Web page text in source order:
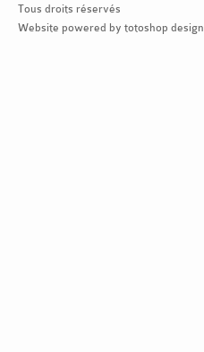
Tous droits réservés
Website powered by totoshop design